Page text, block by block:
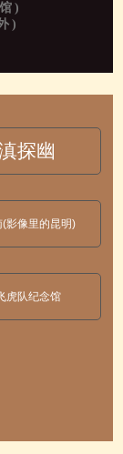
)
)
探幽
(影像里的昆明)
虎队纪念馆